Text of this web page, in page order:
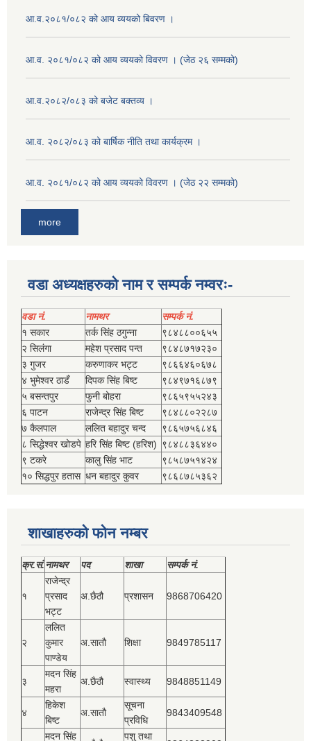
आ.व.२०८१/०८२ को आय व्ययको बिवरण ।
आ.व. २०८१/०८२ को आय व्ययको विवरण । (जेठ २६ सम्मको)
आ.व.२०८२/०८३ को बजेट बक्तव्य ।
आ.व. २०८२/०८३ को बार्षिक नीति तथा कार्यक्रम ।
आ.व. २०८१/०८२ को आय व्ययको विवरण । (जेठ २२ सम्मको)
more
वडा अध्यक्षहरुको नाम र सम्पर्क नम्वरः-
वडा नं. नामथर
सम्पर्क नं.
१ सकार
तर्क सिंह ठगुन्‍ना
९८४८८००६५५
२ सिलंगा
महेश प्रसाद पन्त
९८४८७१७२३०
३ गुजर
करुणाकर भट्ट
९८६६४६०६७८
४ भुमेश्‍वर ठाडँ
दिपक सिंह बिष्‍ट
९८४९७१६८७९
५ बसन्तपुर
फुनी बोहरा
९८६५९५५२४३
६ पाटन
राजेन्द्र सिंह बिष्‍ट
९८४८८०२२८७
७ कैलपाल
ललित बहादुर चन्द
९८६५७५६८४६
८ सिद्धेश्‍वर खोडपे हरि सिंह बिष्‍ट (हरिश) ९८४८८३६४४०
९ टकरे
कालु सिंह भाट
९८५८७५१४२४
१० सिद्धपुर हतास धन बहादुर कुवर ९८६८७८५३६२
शाखाहरुको फोन नम्बर
क्र.सं.नामथर पद शाखा सम्‍पर्क नं.
१
राजेन्द्र
प्रसाद
भट्ट
अ.छैठौ प्रशासन 9868706420
२
ललित
कुमार
पाण्डेय
अ.सातौ शिक्षा 9849785117
३
मदन सिंह
महरा
अ.छैठौ स्वास्थ्य 9848851149
४
हिकेश
बिष्‍ट
अ.सातौ
सूचना
प्रविधि
9843409548
मदन सिंह पशु तथा